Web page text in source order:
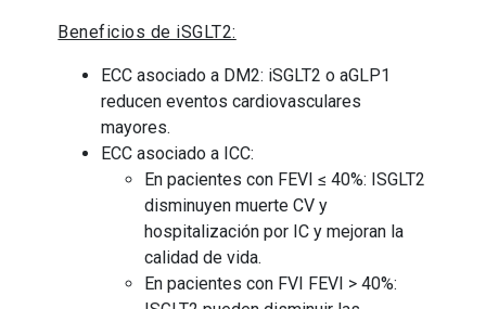
Beneficios de iSGLT2:
ECC asociado a DM2: iSGLT2 o aGLP1
reducen eventos cardiovasculares
mayores.
ECC asociado a ICC:
En pacientes con FEVI ≤ 40%: ISGLT2
disminuyen muerte CV y
hospitalización por IC y mejoran la
calidad de vida.
En pacientes con FVI FEVI > 40%: